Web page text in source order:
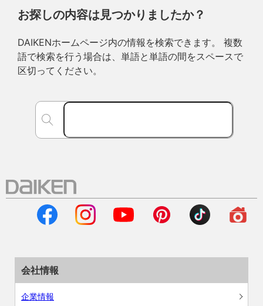
お探しの内容は見つかりましたか？
DAIKENホームページ内の情報を検索できます。 複数
語で検索を行う場合は、単語と単語の間をスペースで
区切ってください。
会社情報
企業情報